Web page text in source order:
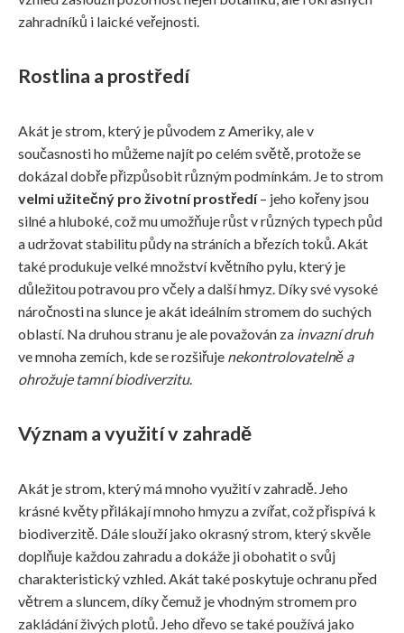
zahradníků i laické veřejnosti.
Rostlina a prostředí
Akát je strom, který je původem z Ameriky, ale v
současnosti ho můžeme najít po celém světě, protože se
dokázal dobře přizpůsobit různým podmínkám. Je to strom
velmi užitečný pro životní prostředí– jeho kořeny jsou
silné a hluboké, což mu umožňuje růst v různých typech půd
a udržovat stabilitu půdy na stráních a březích toků. Akát
také produkuje velké množství květního pylu, který je
důležitou potravou pro včely a další hmyz. Díky své vysoké
náročnosti na slunce je akát ideálním stromem do suchých
oblastí. Na druhou stranu je ale považován za invazní druh
ve mnoha zemích, kde se rozšiřuje nekontrolovatelně a
ohrožuje tamní biodiverzitu.
Význam a využití v zahradě
Akát je strom, který má mnoho využití v zahradě. Jeho
krásné květy přilákají mnoho hmyzu a zvířat, což přispívá k
biodiverzitě. Dále slouží jako okrasný strom, který skvěle
doplňuje každou zahradu a dokáže ji obohatit o svůj
charakteristický vzhled. Akát také poskytuje ochranu před
větrem a sluncem, díky čemuž je vhodným stromem pro
zakládání živých plotů. Jeho dřevo se také používá jako